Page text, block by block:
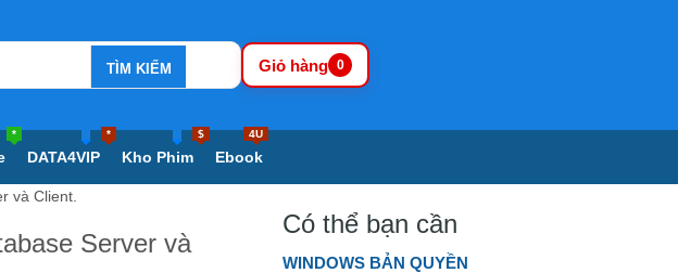
Giỏ hàng 0
*
DATA4VIP
*
Kho Phim
$
Ebook
4U
và Client.
Server và
Có thể bạn cần
WINDOWS BẢN QUYỀN